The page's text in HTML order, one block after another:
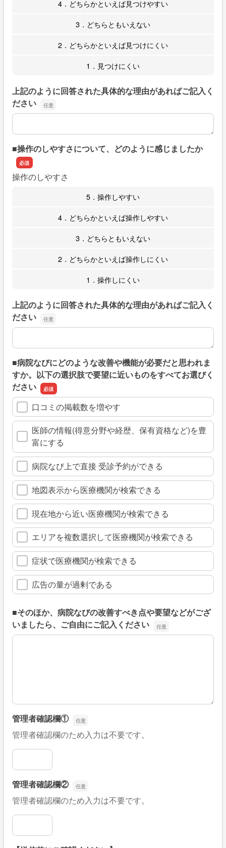
4．どちらかといえば見つけやすい
3．どちらともいえない
2．どちらかといえば見つけにくい
1．見つけにくい
上記のように回答された具体的な理由があればご記入く
ださい
上記のように回答された具体的な理由があればご記入くだ
■操作のしやすさについて、どのように感じましたか
操作のしやすさ
5．操作しやすい
4．どちらかといえば操作しやすい
3．どちらともいえない
2．どちらかといえば操作しにくい
1．操作しにくい
上記のように回答された具体的な理由があればご記入く
ださい
上記のように回答された具体的な理由があればご記入くだ
■病院なびにどのような改善や機能が必要だと思われま
すか。以下の選択肢で要望に近いものをすべてお選びく
ださい
口コミの掲載数を増やす
医師の情報(得意分野や経歴、保有資格など)を豊
富にする
病院なび上で直接 受診予約ができる
地図表示から医療機関が検索できる
現在地から近い医療機関が検索できる
エリアを複数選択して医療機関が検索できる
症状で医療機関が検索できる
広告の量が過剰である
■そのほか、病院なびの改善すべき点や要望などがござ
いましたら、ご自由にご記入ください
■そのほか、病院なびの改善すべき点や要望などがござい
管理者確認欄①
管理者確認欄のため入力は不要です。
管理者確認欄①
管理者確認欄②
管理者確認欄のため入力は不要です。
管理者確認欄②